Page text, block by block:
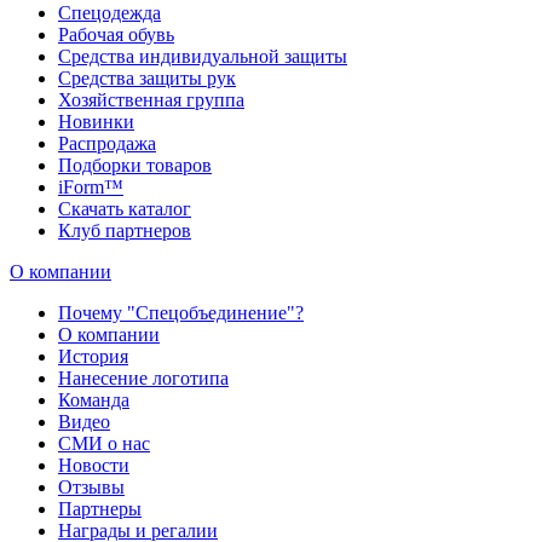
Спецодежда
Рабочая обувь
Средства индивидуальной защиты
Средства защиты рук
Хозяйственная группа
Новинки
Распродажа
Подборки товаров
iForm™
Скачать каталог
Клуб партнеров
О компании
Почему "Спецобъединение"?
О компании
История
Нанесение логотипа
Команда
Видео
СМИ о нас
Новости
Отзывы
Партнеры
Награды и регалии